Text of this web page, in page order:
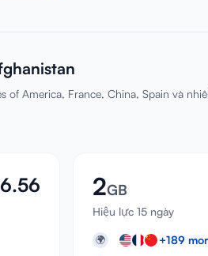
of America, France, China, Spain và
6.56 2GB
Hiệu lực 15 ngày
🌍 +189